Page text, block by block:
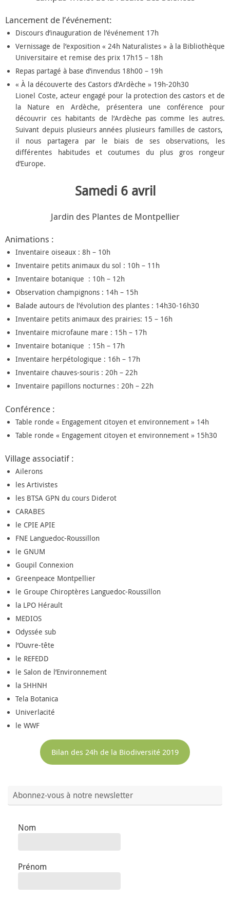
Lancement de l’événement:
Discours d’inauguration de l’événement 17h
Vernissage de l’exposition « 24h Naturalistes » à la Bibliothèque
Universitaire et remise des prix 17h15 – 18h
Repas partagé à base d’invendus 18h00 – 19h
« À la découverte des Castors d’Ardèche » 19h-20h30
Lionel Coste, acteur engagé pour la protection des castors et de
la Nature en Ardèche, présentera une conférence pour
découvrir ces habitants de l’Ardèche pas comme les autres.
Suivant depuis plusieurs années plusieurs familles de castors,
il nous partagera par le biais de ses observations, les
différentes habitudes et coutumes du plus gros rongeur
d’Europe.
Samedi 6 avril
Jardin des Plantes de Montpellier
Animations :
Inventaire oiseaux : 8h – 10h
Inventaire petits animaux du sol : 10h – 11h
Inventaire botanique : 10h – 12h
Observation champignons : 14h – 15h
Balade autours de l’évolution des plantes : 14h30-16h30
Inventaire petits animaux des prairies: 15 – 16h
Inventaire microfaune mare : 15h – 17h
Inventaire botanique : 15h – 17h
Inventaire herpétologique : 16h – 17h
Inventaire chauves-souris : 20h – 22h
Inventaire papillons nocturnes : 20h – 22h
Conférence :
Table ronde « Engagement citoyen et environnement » 14h
Table ronde « Engagement citoyen et environnement » 15h30
Village associatif :
Ailerons
les Artivistes
les BTSA GPN du cours Diderot
CARABES
le CPIE APIE
FNE Languedoc-Roussillon
le GNUM
Goupil Connexion
Greenpeace Montpellier
le Groupe Chiroptères Languedoc-Roussillon
la LPO Hérault
MEDIOS
Odyssée sub
l’Ouvre-tête
le REFEDD
le Salon de l’Environnement
la SHHNH
Tela Botanica
Univerlacité
le WWF
Bilan des 24h de la Biodiversité 2019
Abonnez-vous à notre newsletter
Nom
Prénom